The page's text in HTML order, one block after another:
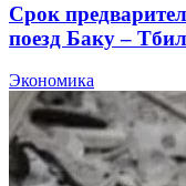
Срок
поезд Баку –
Экономика